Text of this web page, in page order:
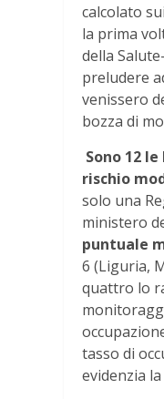
calcolato
la prima
della
preludere
venissero
bozza di
Sono 12
rischio
solo una
ministero
puntuale
6 (Liguria,
quattro lo
tasso di
evidenzia